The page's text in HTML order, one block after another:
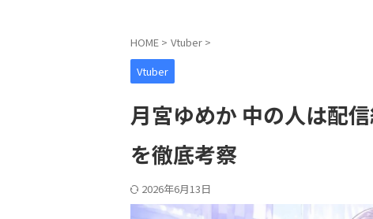
HOME > Vtuber >
Vtuber
月宮ゆめか 中の人は配
を徹底考察
2026年6月13日